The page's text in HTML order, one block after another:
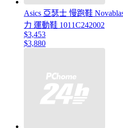
Asics 亞瑟士 慢跑鞋
力 運動鞋 1011C242002
$3,453
$3,880